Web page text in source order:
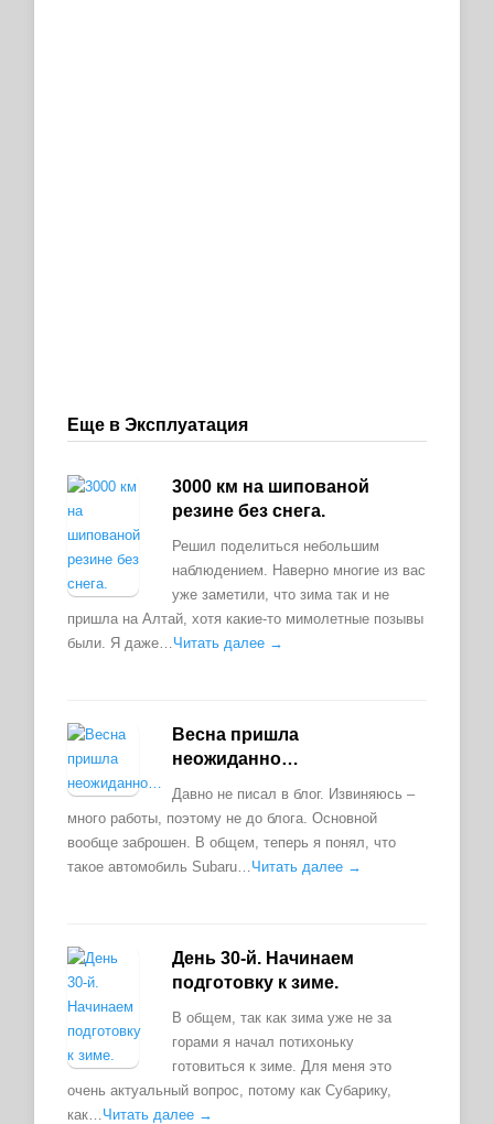
Еще в Эксплуатация
3000 км на шипованой
резине без снега.
Решил поделиться небольшим
наблюдением. Наверно многие из вас
уже заметили, что зима так и не
пришла на Алтай, хотя какие-то мимолетные позывы
были. Я даже…Читать далее →
Весна пришла
неожиданно…
Давно не писал в блог. Извиняюсь –
много работы, поэтому не до блога. Основной
вообще заброшен. В общем, теперь я понял, что
такое автомобиль Subaru…Читать далее →
День 30-й. Начинаем
подготовку к зиме.
В общем, так как зима уже не за
горами я начал потихоньку
готовиться к зиме. Для меня это
очень актуальный вопрос, потому как Субарику,
как…Читать далее →